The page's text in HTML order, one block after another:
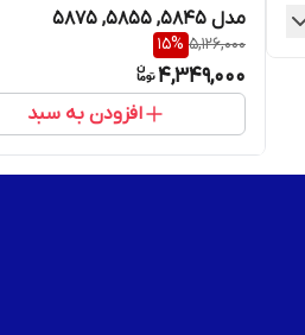
مدل 5845, 5855, 5875
5,126,000
15%
4,349,000
افزودن به سبد